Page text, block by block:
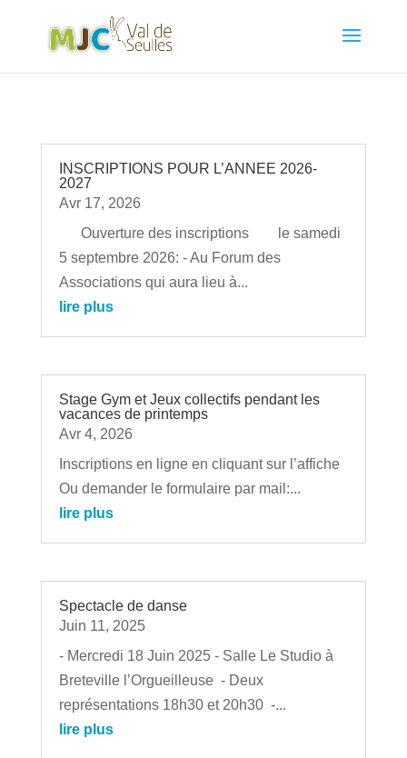
INSCRIPTIONS POUR L’ANNEE 2026-
2027
Avr 17, 2026
Ouverture des inscriptions le samedi
5 septembre 2026: - Au Forum des
Associations qui aura lieu à...
lire plus
Stage Gym et Jeux collectifs pendant les
vacances de printemps
Avr 4, 2026
Inscriptions en ligne en cliquant sur l’affiche
Ou demander le formulaire par mail:...
lire plus
Spectacle de danse
Juin 11, 2025
- Mercredi 18 Juin 2025 - Salle Le Studio à
Breteville l’Orgueilleuse - Deux
représentations 18h30 et 20h30 -...
lire plus